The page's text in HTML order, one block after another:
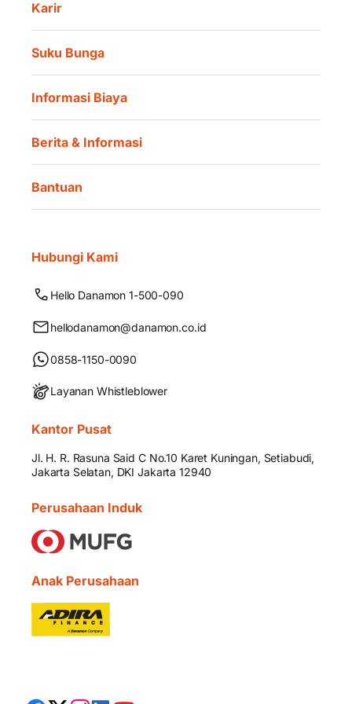
Karir
Suku Bunga
Informasi Biaya
Berita & Informasi
Bantuan
Hubungi Kami
Hello Danamon 1-500-090
hellodanamon@danamon.co.id
0858-1150-0090
Layanan Whistleblower
Kantor Pusat
Jl. H. R. Rasuna Said C No.10 Karet Kuningan, Setiabudi,
Jakarta Selatan, DKI Jakarta 12940
Perusahaan Induk
Anak Perusahaan